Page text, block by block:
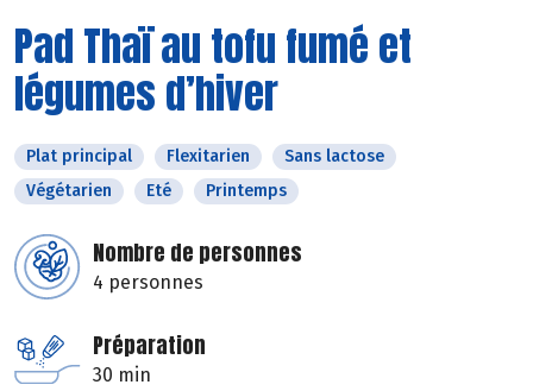
Pad Thaï au tofu fumé et
légumes d’hiver
Plat principal Flexitarien
Sans lactose
Végétarien
Eté Printemps
Nombre de personnes
4 personnes
Préparation
30 min